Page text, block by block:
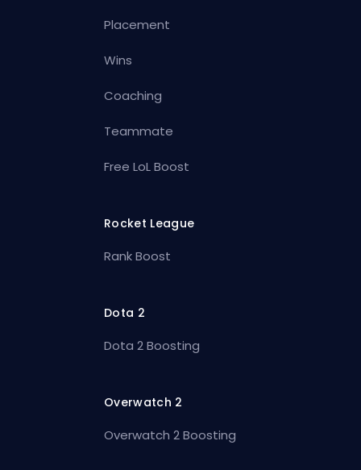
Placement
Wins
Coaching
Teammate
Free LoL Boost
Rocket League
Rank Boost
Dota 2
Dota 2 Boosting
Overwatch 2
Overwatch 2 Boosting